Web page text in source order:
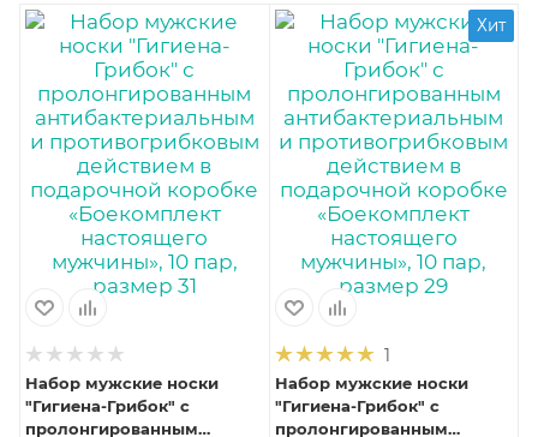
Набор мужские носки
"Гигиена-Грибок" с
пролонгированным
Хит
1
Набор мужские носки
"Гигиена-Грибок" с
пролонгированным